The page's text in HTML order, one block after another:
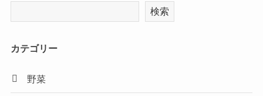
検索
カテゴリー
野菜